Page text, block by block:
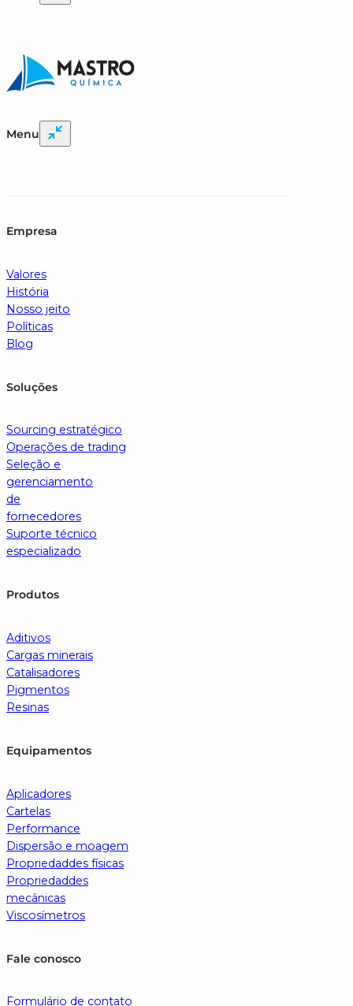
Menu
Empresa
Valores
História
Nosso jeito
Políticas
Blog
Soluções
Sourcing estratégico
Operações de trading
Seleção e
gerenciamento
de
fornecedores
Suporte técnico
especializado
Produtos
Aditivos
Cargas minerais
Catalisadores
Pigmentos
Resinas
Equipamentos
Aplicadores
Cartelas
Performance
Dispersão e moagem
Propriedaddes físicas
Propriedaddes
mecânicas
Viscosímetros
Fale conosco
Formulário de contato